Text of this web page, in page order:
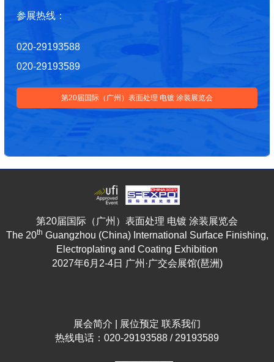
参展热线：
020-29193588
020-29193589
第20届国际（广州）表面处理 电镀 涂装展览会
第20届国际（广州）表面处理 电镀 涂装展览会
The 20th Guangzhou (China) International Surface Finishing,
Electroplating and Coating Exhibition
2027年6月2-4日 广州·广交会展馆(琶洲)
展会简介 展位预定 联系我们
热线电话：020-29193588 / 29193589